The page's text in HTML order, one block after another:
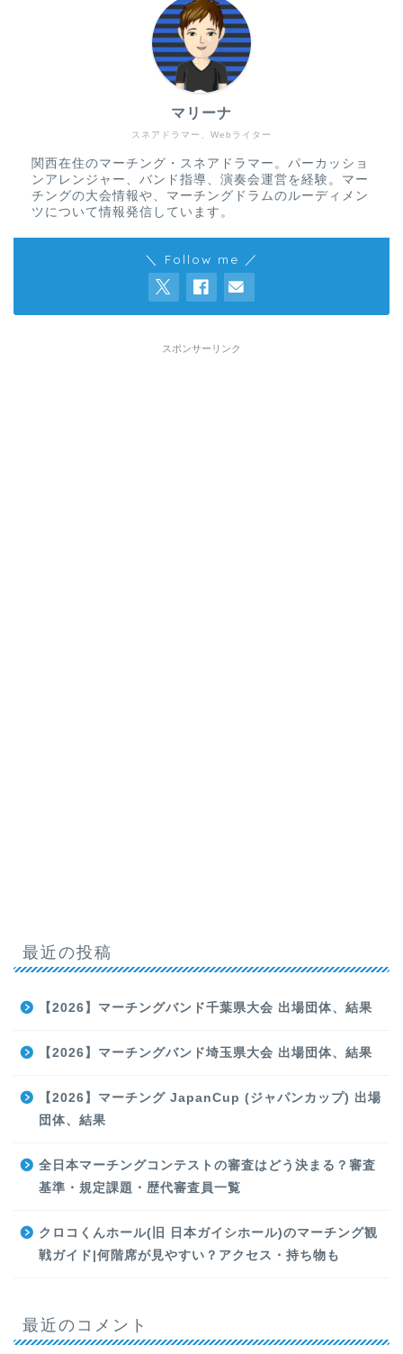
スネアドラマー、Webライター
マリーナ
関西在住のマーチング・スネアドラマー。パーカッショ
ンアレンジャー、バンド指導、演奏会運営を経験。マー
チングの大会情報や、マーチングドラムのルーディメン
ツについて情報発信しています。
＼ Follow me ／
スポンサーリンク
最近の投稿
【2026】マーチングバンド千葉県大会 出場団体、結果
【2026】マーチングバンド埼玉県大会 出場団体、結果
【2026】マーチング JapanCup (ジャパンカップ) 出場
団体、結果
全日本マーチングコンテストの審査はどう決まる？審査
基準・規定課題・歴代審査員一覧
クロコくんホール(旧 日本ガイシホール)のマーチング観
戦ガイド|何階席が見やすい？アクセス・持ち物も
最近のコメント